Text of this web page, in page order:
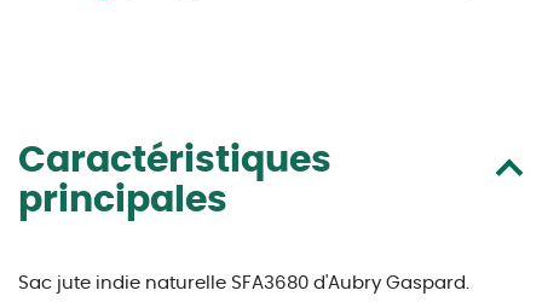
Caractéristiques
principales
Sac jute indie naturelle SFA3680 d'Aubry Gaspard.